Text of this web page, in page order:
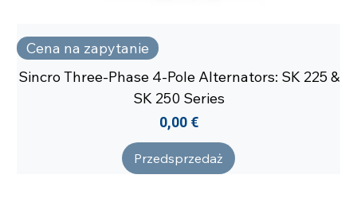
Cena na zapytanie
Sincro Three-Phase 4-Pole Alternators: SK 225 &
SK 250 Series
Cena
0,00 €
Przedsprzedaż